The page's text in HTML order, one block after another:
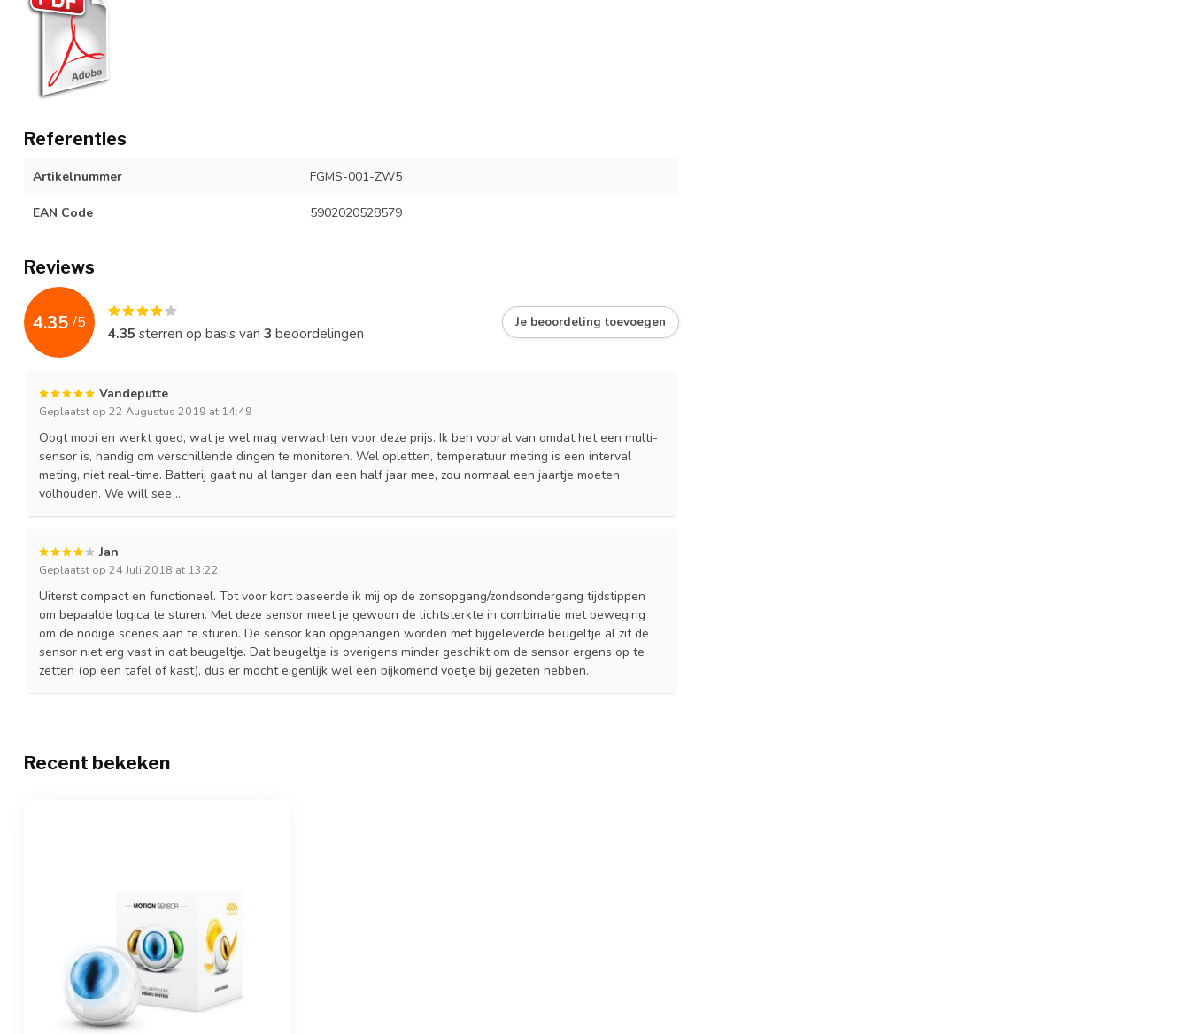
Referenties
Artikelnummer FGMS-001-ZW5
EAN Code 5902020528579
Reviews
4.35 /5
4.35 sterren op basis van 3 beoordelingen
Je beoordeling toevoegen
Vandeputte
Geplaatst op 22 Augustus 2019 at 14:49
Oogt mooi en werkt goed, wat je wel mag verwachten voor deze prijs. Ik ben vooral van omdat het een multi-
sensor is, handig om verschillende dingen te monitoren. Wel opletten, temperatuur meting is een interval
meting, niet real-time. Batterij gaat nu al langer dan een half jaar mee, zou normaal een jaartje moeten
volhouden. We will see ..
Jan
Geplaatst op 24 Juli 2018 at 13:22
Uiterst compact en functioneel. Tot voor kort baseerde ik mij op de zonsopgang/zondsondergang tijdstippen
om bepaalde logica te sturen. Met deze sensor meet je gewoon de lichtsterkte in combinatie met beweging
om de nodige scenes aan te sturen. De sensor kan opgehangen worden met bijgeleverde beugeltje al zit de
sensor niet erg vast in dat beugeltje. Dat beugeltje is overigens minder geschikt om de sensor ergens op te
zetten (op een tafel of kast), dus er mocht eigenlijk wel een bijkomend voetje bij gezeten hebben.
Top product! Werkt erg intuïtief.
Recent bekeken